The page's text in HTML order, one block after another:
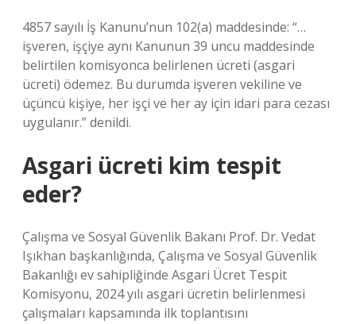
4857 sayılı İş Kanunu’nun 102(a) maddesinde: “…
işveren, işçiye aynı Kanunun 39 uncu maddesinde
belirtilen komisyonca belirlenen ücreti (asgari
ücreti) ödemez. Bu durumda işveren vekiline ve
üçüncü kişiye, her işçi ve her ay için idari para cezası
uygulanır.” denildi.
Asgari ücreti kim tespit
eder?
Çalışma ve Sosyal Güvenlik Bakanı Prof. Dr. Vedat
Işıkhan başkanlığında, Çalışma ve Sosyal Güvenlik
Bakanlığı ev sahipliğinde Asgari Ücret Tespit
Komisyonu, 2024 yılı asgari ücretin belirlenmesi
çalışmaları kapsamında ilk toplantısını